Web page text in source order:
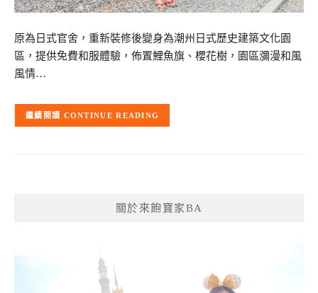
原為日式官舍，重新裝修後變身為潮州日式歷史建築文化園
區，提供免費和服體驗，佈置鯉魚旗、櫻花樹，園區瀰漫和風
風情…
CONTINUE READING
關於來飽寶家BA